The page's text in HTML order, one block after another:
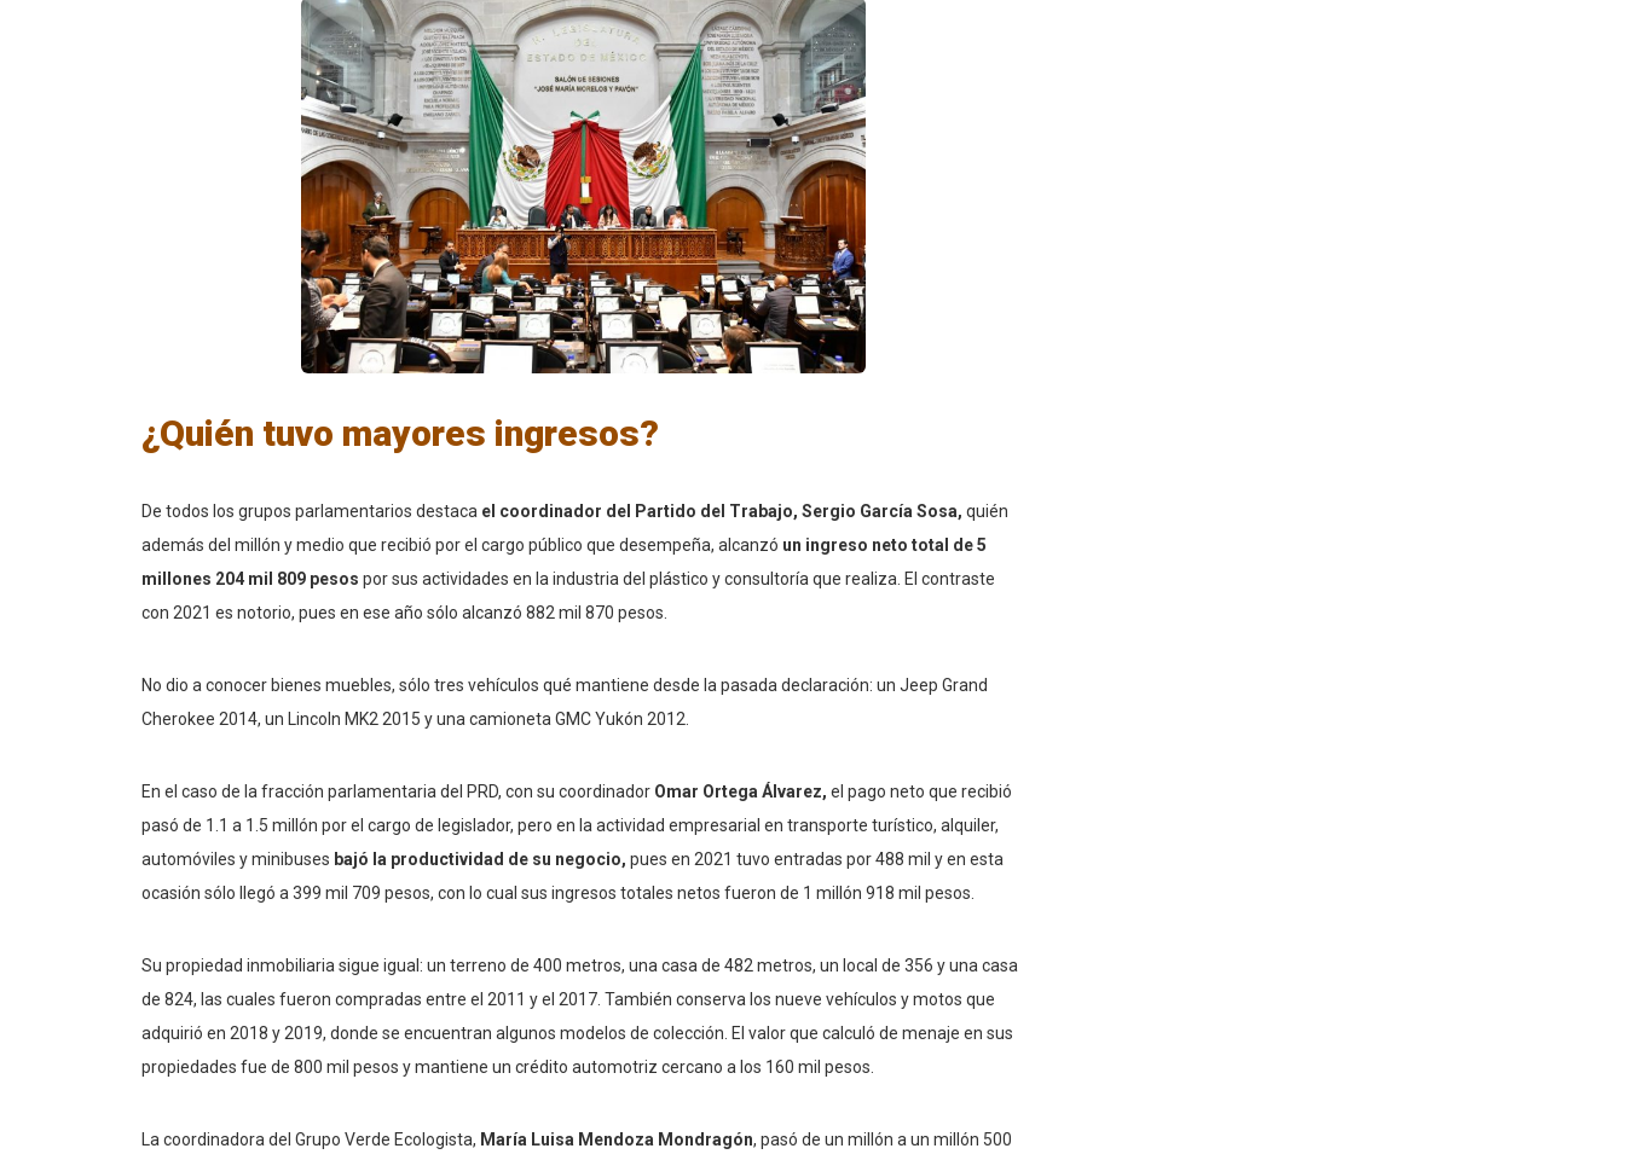
¿Quién tuvo mayores ingresos?
De todos los grupos parlamentarios destaca el coordinador del Partido del Trabajo, Sergio García Sosa, quién
además del millón y medio que recibió por el cargo público que desempeña, alcanzó un ingreso neto total de 5
millones 204 mil 809 pesos por sus actividades en la industria del plástico y consultoría que realiza. El contraste
con 2021 es notorio, pues en ese año sólo alcanzó 882 mil 870 pesos.
No dio a conocer bienes muebles, sólo tres vehículos qué mantiene desde la pasada declaración: un Jeep Grand
Cherokee 2014, un Lincoln MK2 2015 y una camioneta GMC Yukón 2012.
En el caso de la fracción parlamentaria del PRD, con su coordinador Omar Ortega Álvarez, el pago neto que recibió
pasó de 1.1 a 1.5 millón por el cargo de legislador, pero en la actividad empresarial en transporte turístico, alquiler,
automóviles y minibuses bajó la productividad de su negocio, pues en 2021 tuvo entradas por 488 mil y en esta
ocasión sólo llegó a 399 mil 709 pesos, con lo cual sus ingresos totales netos fueron de 1 millón 918 mil pesos.
Su propiedad inmobiliaria sigue igual: un terreno de 400 metros, una casa de 482 metros, un local de 356 y una casa
de 824, las cuales fueron compradas entre el 2011 y el 2017. También conserva los nueve vehículos y motos que
adquirió en 2018 y 2019, donde se encuentran algunos modelos de colección. El valor que calculó de menaje en sus
propiedades fue de 800 mil pesos y mantiene un crédito automotriz cercano a los 160 mil pesos.
La coordinadora del Grupo Verde Ecologista, María Luisa Mendoza Mondragón, pasó de un millón a un millón 500